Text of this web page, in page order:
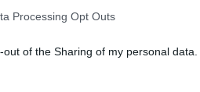
Processing Opt Outs
out of the Sharing of my personal data.
συμμετοχής στο πρόγραμμα αλλά
της παρούσας δράσης. Οι
στειρώσεων.